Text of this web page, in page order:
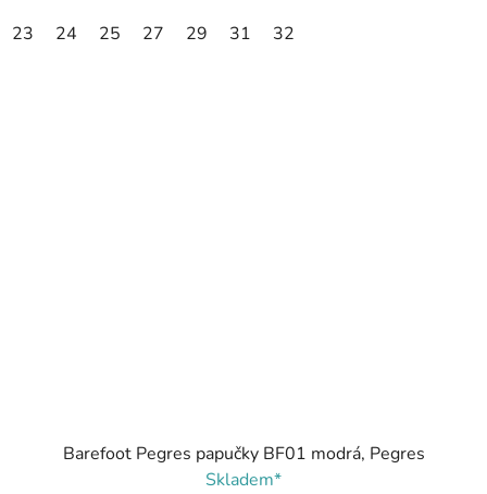
23 24 25 27 29 31 32
Barefoot Pegres papučky BF01 modrá, Pegres
Skladem*